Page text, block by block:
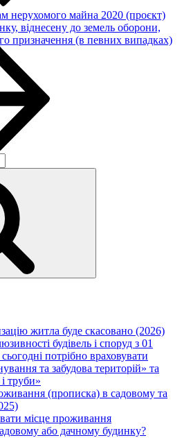
нерухомого майна 2020 (проєкт)
віднесену до земель оборони,
призначення (в певних випадках)
житла буде скасовано (2026)
будівель і споруд з 01
потрібно враховувати
та забудова територій» та
труби»
(прописка) в садовому та
місце проживання
або дачному будинку?